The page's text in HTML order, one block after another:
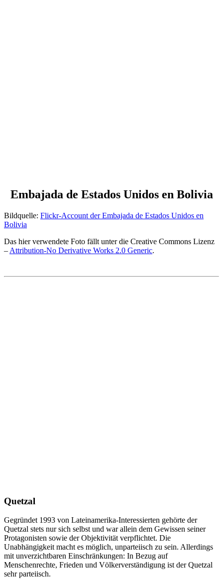
Embajada de Estados Unidos en Bolivia
Bildquelle: Flickr-Account der Embajada de Estados Unidos en
Bolivia
Das hier verwendete Foto fällt unter die Creative Commons Lizenz
– Attribution-No Derivative Works 2.0 Generic.
Quetzal
Gegründet 1993 von Lateinamerika-Interessierten gehörte der
Quetzal stets nur sich selbst und war allein dem Gewissen seiner
Protagonisten sowie der Objektivität verpflichtet. Die
Unabhängigkeit macht es möglich, unparteiisch zu sein. Allerdings
mit unverzichtbaren Einschränkungen: In Bezug auf
Menschenrechte, Frieden und Völkerverständigung ist der Quetzal
sehr parteiisch.